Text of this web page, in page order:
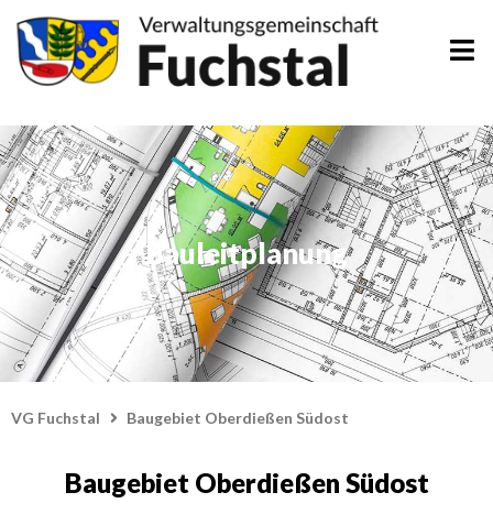
Zum
Inhalt
springen
Bauleitplanung
VG Fuchstal Baugebiet Oberdießen Südost
Baugebiet Oberdießen Südost